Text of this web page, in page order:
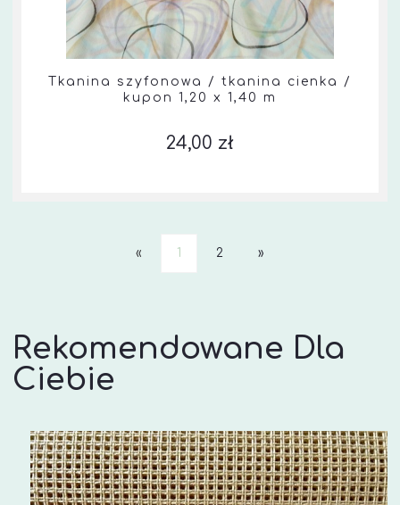
Tkanina szyfonowa / tkanina cienka /
kupon 1,20 x 1,40 m
24,00 zł
« 1 2 »
Rekomendowane Dla
Ciebie